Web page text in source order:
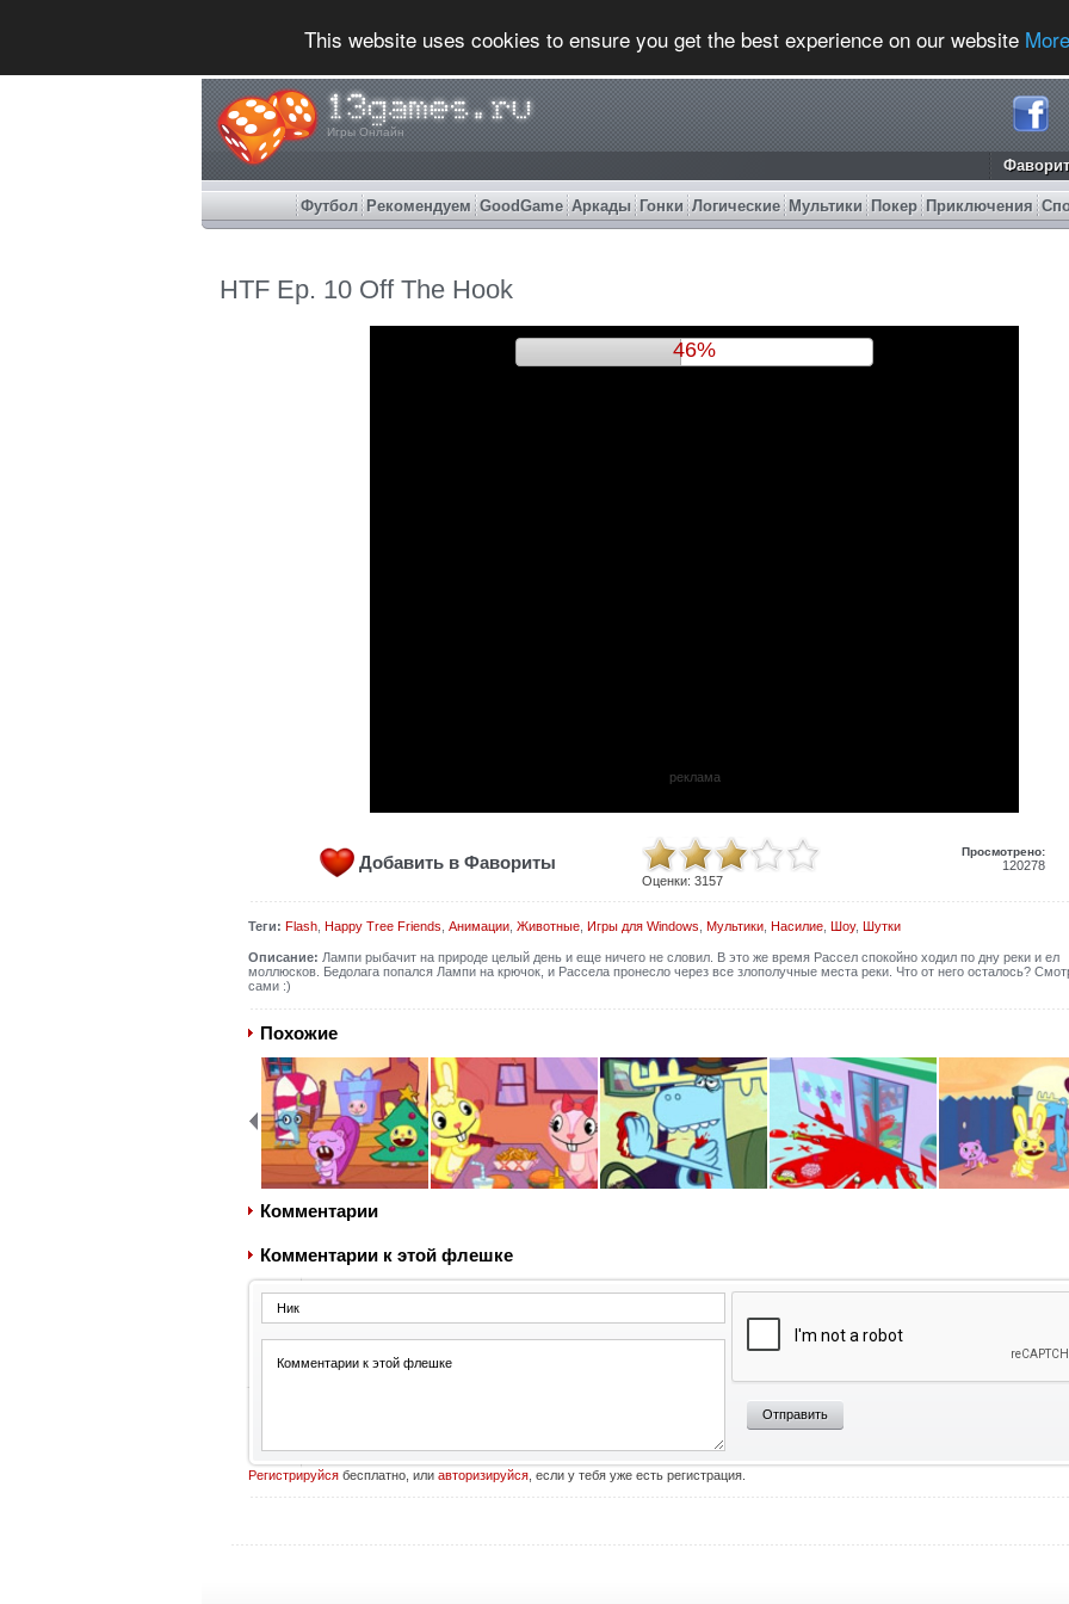
This website uses cookies to ensure you get the best experience on our website
Игры Онлайн
Футбол Рекомендуем GoodGame Аркады Гонки Логические Мультики Покер Приключения
HTF Ep. 10 Off The Hook
49%
реклама
Добавить в Фавориты
Оценки: 3157
Просмотрено:
120278
Теги: Flash, Happy Tree Friends Анимации, Животные, Игры для Windows Мультики, Насилие, Шоу, Шутки
Описание: Лампи рыбачит на природе целый день и еще ничего не словил. В это же время Рассел спокойно ходил по дну реки и ел
моллюсков. Бедолага попался Лампи на крючок, и Рассела пронесло через все злополучные места реки. Что от него осталось?
сами :)
Похожие
Комментарии
Комментарии к этой флешке
Отправить
Регистрируйсябесплатно, или авторизируйся, если у тебя уже есть регистрация.